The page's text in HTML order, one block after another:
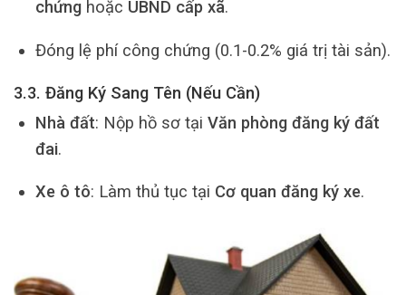
chứnghoặc UBND cấp xã.
Đóng lệ phí công chứng (0.1-0.2% giá trị tài sản).
3.3. Đăng Ký Sang Tên (Nếu Cần)
Nhà đất: Nộp hồ sơ tại Văn phòng đăng ký đất
đai.
Xe ô tô: Làm thủ tục tại Cơ quan đăng ký xe.